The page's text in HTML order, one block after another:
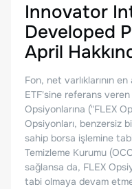
Innovator
Developed
April
Fon, net varlıklarının
ETF'sine referans
Opsiyonlarına ("FLEX
Opsiyonları, benzersiz
sahip borsa işlemine
Temizleme Kurumu
sağlansa da, FLEX
tabi olmaya devam